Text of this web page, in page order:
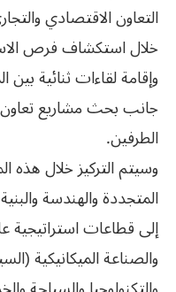
التعاون الاقتصادي
خلال استكشاف فرص
وإقامة لقاءات ثنائية بين
جانب بحث مشاريع تعاون
الطرفين.
وسيتم التركيز خلال
المتجددة والهندسة
إلى قطاعات استراتيجية
والصناعة الميكانيكية